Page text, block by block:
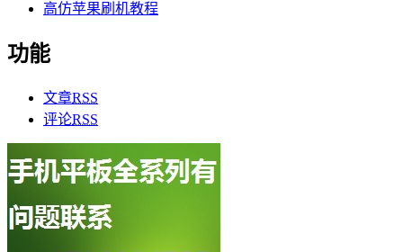
高仿苹果刷机教程
功能
文章RSS
评论RSS